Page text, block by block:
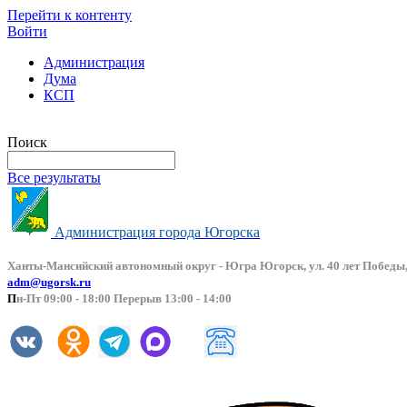
Перейти к контенту
Войти
Администрация
Дума
КСП
Поиск
Все результаты
Администрация города Югорска
Ханты-Мансийский автономный округ - Югра Югорск, ул. 40 лет
adm@ugorsk.ru
Пн-Пт 09:00 - 18:00 Перерыв 13:00 - 14:00